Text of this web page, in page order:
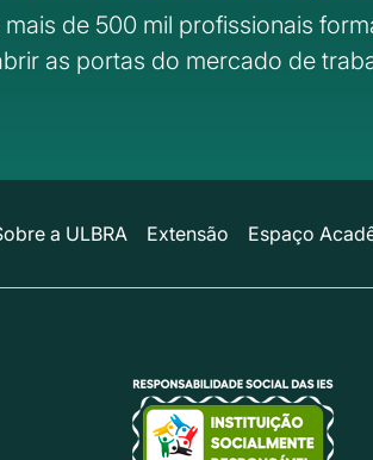
de 500 mil profissionais
as portas do mercado de
a ULBRA Extensão Espaço